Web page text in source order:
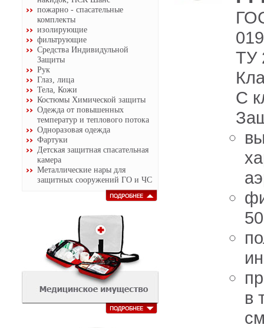
пожарно - спасательные
комплекты
изолирующие
фильтрующие
Средства Индивидульной
Защиты
Рук
Глаз, лица
Тела, Кожи
Костюмы Химической защиты
Одежда от повышенных
температур и теплового потока
Одноразовая одежда
Фартуки
Детская защитная спасательная
камера
Металлические нары для
защитных сооружений ГО и ЧС
ТУ
С
в